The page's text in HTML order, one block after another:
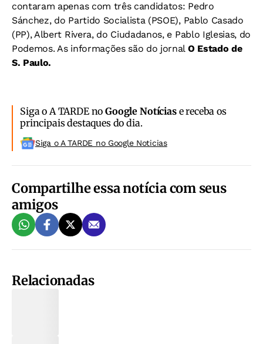
contaram apenas com três candidatos: Pedro
Sánchez, do Partido Socialista (PSOE), Pablo Casado
(PP), Albert Rivera, do Ciudadanos, e Pablo Iglesias, do
Podemos. As informações são do jornal O Estado de
S. Paulo.
Siga o A TARDE noGoogle Notíciase receba os
principais destaques do dia.
Siga o A TARDE no Google Noticias
Compartilhe essa notícia com seus
amigos
Relacionadas